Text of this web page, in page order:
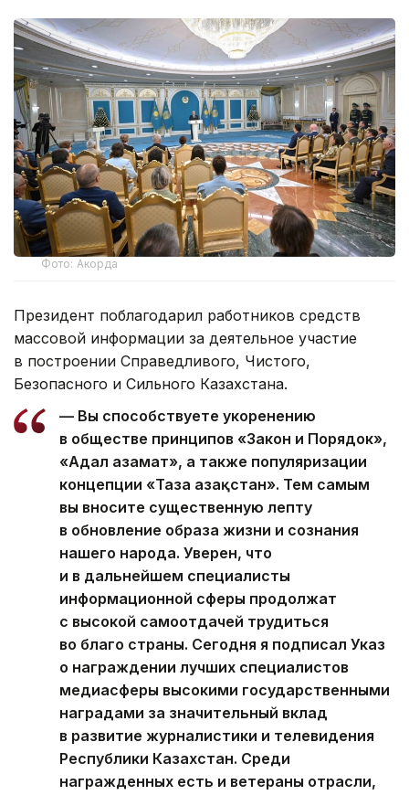
Фото: Акорда
Президент поблагодарил работников средств
массовой информации за деятельное участие
в построении Справедливого, Чистого,
Безопасного и Сильного Казахстана.
— Вы способствуете укоренению
в обществе принципов «Закон и Порядок»,
«Адал азамат», а также популяризации
концепции «Таза Қазақстан». Тем самым
вы вносите существенную лепту
в обновление образа жизни и сознания
нашего народа. Уверен, что
и в дальнейшем специалисты
информационной сферы продолжат
с высокой самоотдачей трудиться
во благо страны. Сегодня я подписал Указ
о награждении лучших специалистов
медиасферы высокими государственными
наградами за значительный вклад
в развитие журналистики и телевидения
Республики Казахстан. Среди
награжденных есть и ветераны отрасли,